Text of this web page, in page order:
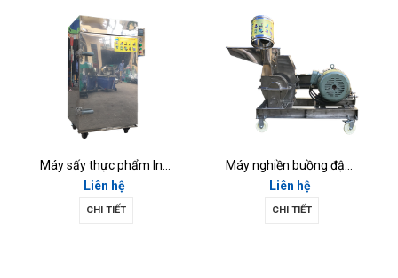
Liên hệ
CHI TIẾT
Liên hệ
CHI TIẾT